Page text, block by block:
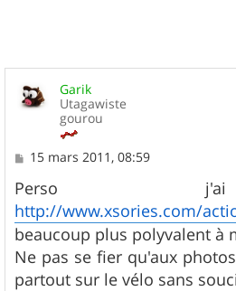
Garik
Utagawiste
gourou
M
s
s
a
g
e
15 mars 2011, 08:59
Perso
http://www.xsories.com/
beaucoup plus polyvalent à
Ne pas se fier qu'aux
partout sur le vélo sans